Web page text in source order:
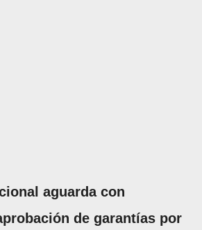
aguarda con
de garantías por